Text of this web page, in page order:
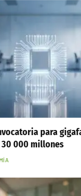
para
000 millones